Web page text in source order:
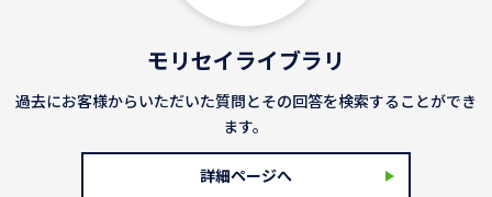
モリセイライブラリ
過去にお客様からいただいた質問とその回答を検索することができ
ます。
詳細ページへ